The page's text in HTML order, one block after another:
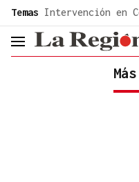
common.go-to-content
Temas Intervención en
header.menu.open